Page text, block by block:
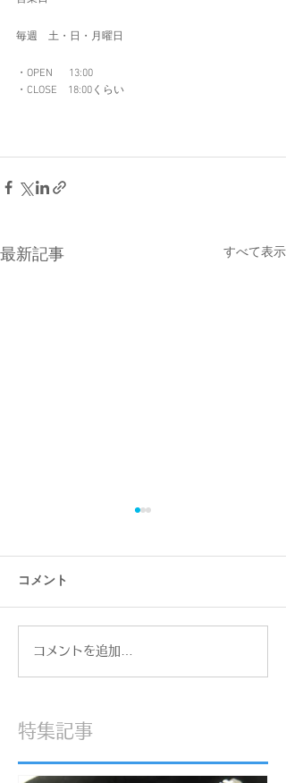
毎週　土・日・月曜日
・OPEN  　13:00
・CLOSE　18:00くらい
最新記事 すべて表示
【糖尿病治療3ヶ月目】
HbA1cが5.0に！マンジャ
化と嬉しい成果
コメント
コメントを追加…
特集記事